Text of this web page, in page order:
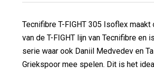
Tecnifibre T-FIGHT 305 Isoflex maakt
van de T-FIGHT lijn van Tecnifibre en
serie waar ook Daniil Medvedev en
Griekspoor mee spelen. Dit is het